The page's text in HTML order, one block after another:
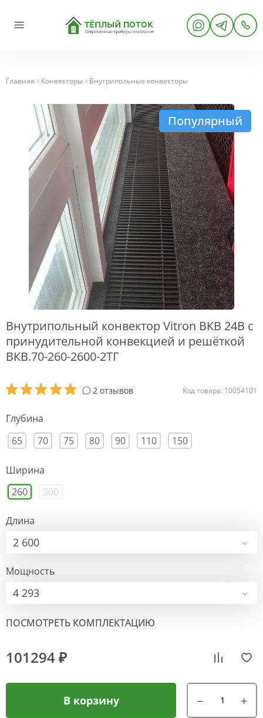
Главная Конвекторы Внутрипольные конвекторы
Популярный
Внутрипольный конвектор Vitron ВКВ 24В с
принудительной конвекцией и решёткой
ВКВ.70-260-2600-2ТГ
2 отзывов Код товара: 10054101
Глубина
65
70 75 80 90 110 150
Ширина
260
300
Длина
2 600
Мощность
4 293
ПОСМОТРЕТЬ КОМПЛЕКТАЦИЮ
101294 ₽
В корзину